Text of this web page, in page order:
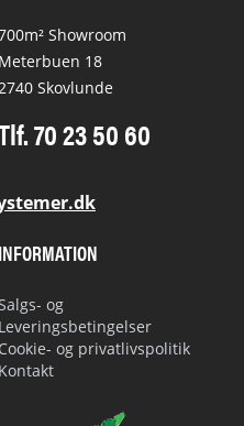
Showroom
Meterbuen 18
Skovlunde
70 23 50 60
INFORMATION
og
Leveringsbetingelser
Cookie- og privatlivspolitik
Kontakt